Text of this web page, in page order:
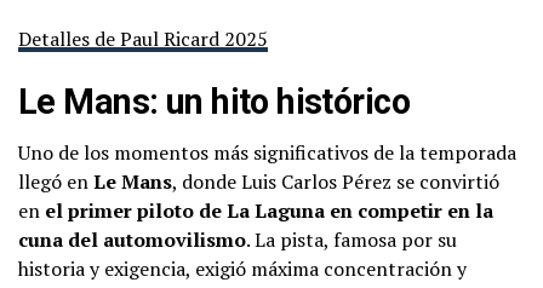
Detalles de Paul Ricard 2025
Le Mans: un hito histórico
Uno de los momentos más significativos de la temporada
llegó enLe Mans, donde Luis Carlos Pérez se convirtió
en el primer piloto de La Laguna en competir en la
cuna del automovilismo. La pista, famosa por su
historia y exigencia, exigió máxima concentración y